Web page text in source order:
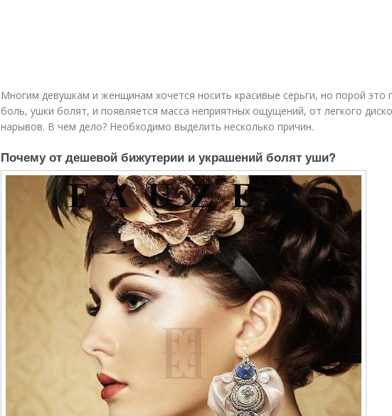
Многим девушкам и женщинам хочется носить красивые серьги, но порой это
боль, ушки болят, и появляется масса неприятных ощущений, от легкого
нарывов. В чем дело? Необходимо выделить несколько причин.
Почему от дешевой бижутерии и украшений болят уши?